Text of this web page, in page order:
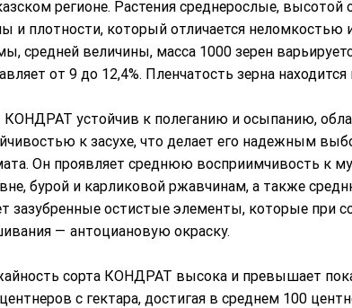
регионе. Растения среднерослые,
и плотности, который отличается
средней величины, масса 1000 зерен
от 9 до 12,4%. Пленчатость зерна находится
КОНДРАТ устойчив к полеганию и осыпанию,
к засухе, что делает его надежным
Он проявляет среднюю восприимчивость к
бурой и карликовой ржавчинам, а также
зазубренные остистые элементы, которые при
— антоциановую окраску.
сорта КОНДРАТ высока и превышает
с гектара, достигая в среднем 100